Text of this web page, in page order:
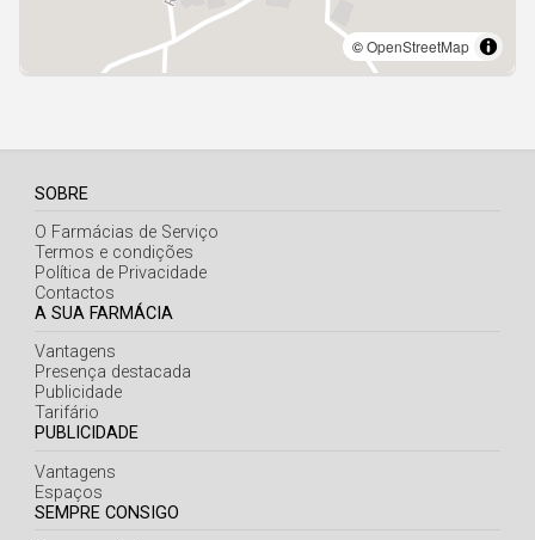
SOBRE
O Farmácias de Serviço
Termos e condições
Política de Privacidade
Contactos
A SUA FARMÁCIA
Vantagens
Presença destacada
Publicidade
Tarifário
PUBLICIDADE
Vantagens
Espaços
SEMPRE CONSIGO